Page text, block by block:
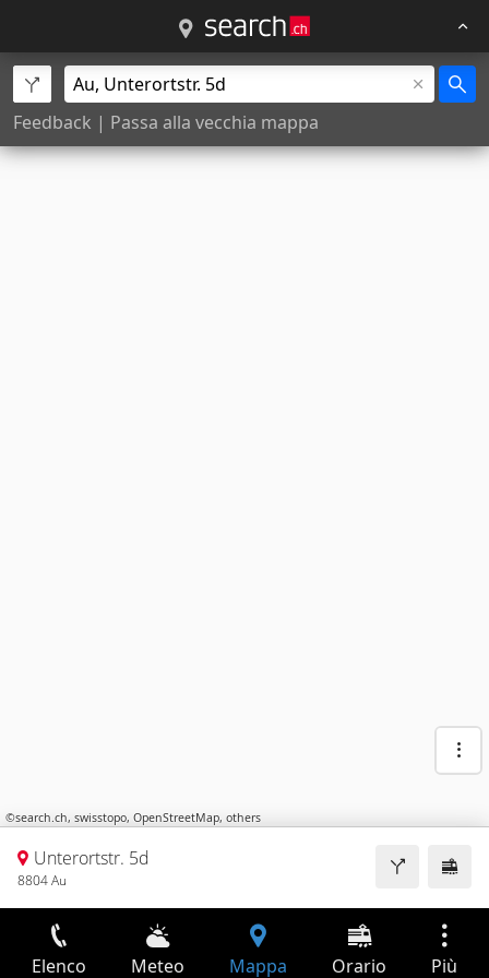
Feedback | Passa alla vecchia mappa
©search.ch, swisstopo, OpenStreetMap, others
Unterortstr. 5d
8804 Au
Elenco Meteo Mappa Orario Più